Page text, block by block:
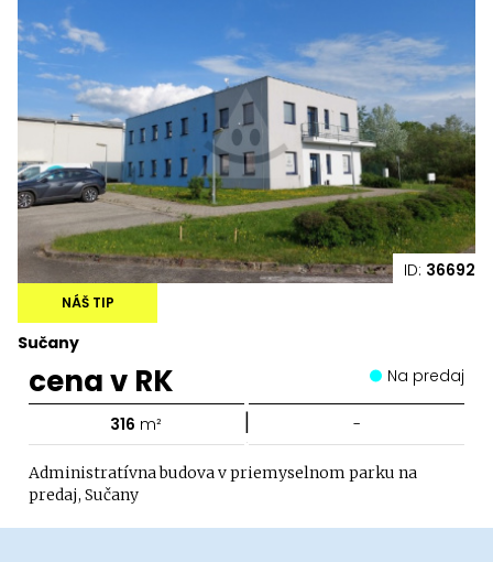
ID: 36692
Sučany
NÁŠ TIP
cena v RK Na predaj
316 m² | -
Administratívna budova v priemyselnom parku na
predaj, Sučany